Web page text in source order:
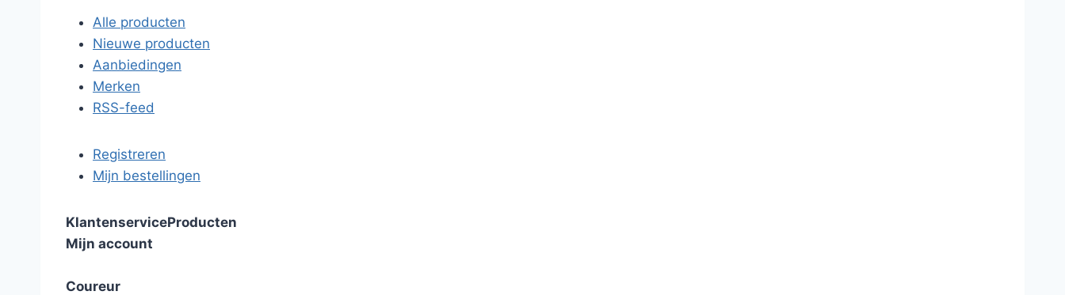
Alle producten
Nieuwe producten
Aanbiedingen
Merken
RSS-feed
Registreren
Mijn bestellingen
KlantenserviceProducten
Mijn account
Coureur